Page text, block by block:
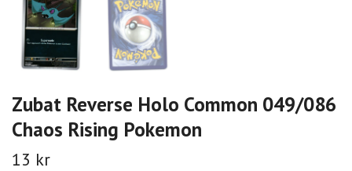
Zubat Reverse Holo Common 049/086
Chaos Rising Pokemon
13 kr